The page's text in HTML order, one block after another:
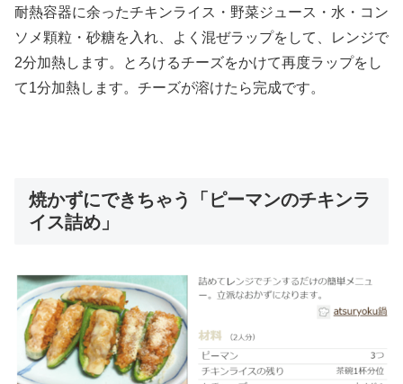
耐熱容器に余ったチキンライス・野菜ジュース・水・コン
ソメ顆粒・砂糖を入れ、よく混ぜラップをして、レンジで
2分加熱します。とろけるチーズをかけて再度ラップをし
て1分加熱します。チーズが溶けたら完成です。
焼かずにできちゃう「ピーマンのチキンラ
イス詰め」